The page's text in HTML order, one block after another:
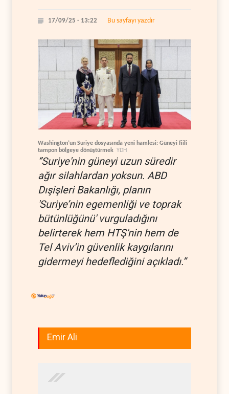
17/09/25 - 13:22 Bu sayfayı yazdır
Washington’un Suriye dosyasında yeni hamlesi: Güneyi fiili
tampon bölgeye dönüştürmek YDH
‘’Suriye'nin güneyi uzun süredir
ağır silahlardan yoksun. ABD
Dışişleri Bakanlığı, planın
'Suriye’nin egemenliği ve toprak
bütünlüğünü' vurguladığını
belirterek hem HTŞ'nin hem de
Tel Aviv’in güvenlik kaygılarını
gidermeyi hedeflediğini açıkladı.’’
Emir Ali